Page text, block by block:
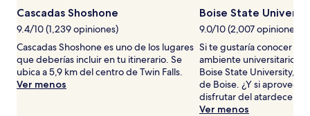
disponibilidad
están
sujetos
cambios.
Aplican
términos
de
uso
libre
por
Justin
Hunter
Cascadas Shoshone
9.4/10 (1,239 opiniones)
Cascadas Shoshone es uno de los lugares
que deberías incluir en tu itinerario. Se
ubica a 5,9 km del centro de Twin Falls.
Ver menos
Boise State
9.0/10 (2,007 opiniones)
Si te gustaría conocer de
ambiente universitario
Boise State University, a
de Boise. ¿Y si
disfrutar del atardecer en
Ver menos